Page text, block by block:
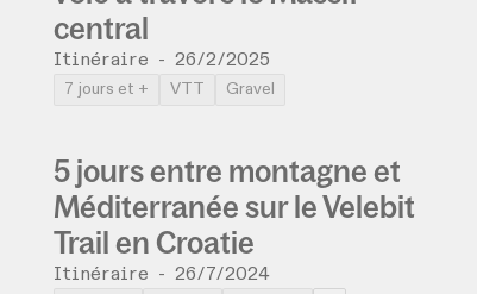
central
Itinéraire -26/2/2025
7 jours et + VTT Gravel
5 jours entre montagne et
Méditerranée sur le Velebit
Trail en Croatie
Itinéraire -26/7/2024